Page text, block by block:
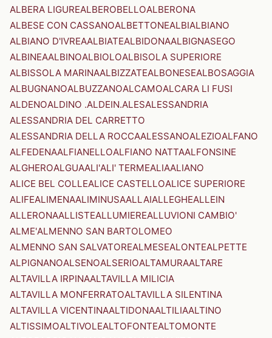
ALBERA LIGUREALBEROBELLOALBERONA
ALBESE CON CASSANOALBETTONEALBIALBIANO
ALBIANO D'IVREAALBIATEALBIDONAALBIGNASEGO
ALBINEAALBINOALBIOLOALBISOLA SUPERIORE
ALBISSOLA MARINAALBIZZATEALBONESEALBOSAGGIA
ALBUGNANOALBUZZANOALCAMOALCARA LI FUSI
ALDENOALDINO .ALDEIN.ALESALESSANDRIA
ALESSANDRIA DEL CARRETTO
ALESSANDRIA DELLA ROCCAALESSANOALEZIOALFANO
ALFEDENAALFIANELLOALFIANO NATTAALFONSINE
ALGHEROALGUAALI'ALI' TERMEALIAALIANO
ALICE BEL COLLEALICE CASTELLOALICE SUPERIORE
ALIFEALIMENAALIMINUSAALLAIALLEGHEALLEIN
ALLERONAALLISTEALLUMIEREALLUVIONI CAMBIO'
ALME'ALMENNO SAN BARTOLOMEO
ALMENNO SAN SALVATOREALMESEALONTEALPETTE
ALPIGNANOALSENOALSERIOALTAMURAALTARE
ALTAVILLA IRPINAALTAVILLA MILICIA
ALTAVILLA MONFERRATOALTAVILLA SILENTINA
ALTAVILLA VICENTINAALTIDONAALTILIAALTINO
ALTISSIMOALTIVOLEALTOFONTEALTOMONTE